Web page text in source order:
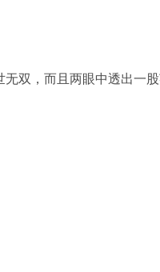
双，而且两眼中透出一